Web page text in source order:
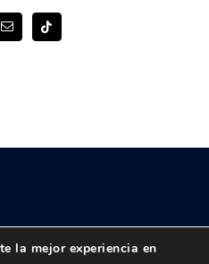
la mejor experiencia en